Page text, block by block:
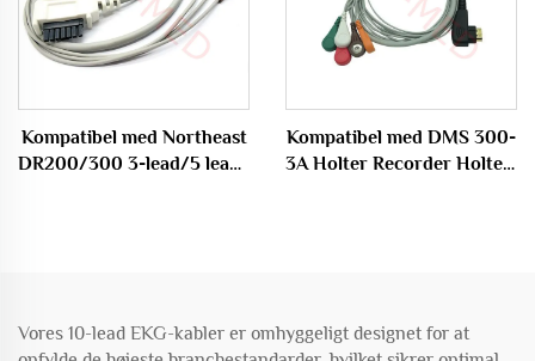
Kompatibel med Northeast
DR200/300 3-lead/5 lead/
Kompatibel med DMS 300-
3A Holter Recorder Holter-
Vores 10-lead EKG-kabler er omhyggeligt designet for at